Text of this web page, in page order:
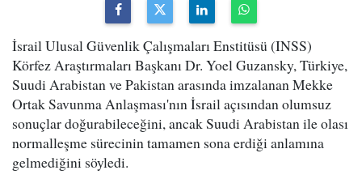
İsrail Ulusal Güvenlik Çalışmaları Enstitüsü (INSS)
Körfez Araştırmaları Başkanı Dr. Yoel Guzansky, Türkiye,
Suudi Arabistan ve Pakistan arasında imzalanan Mekke
Ortak Savunma Anlaşması'nın İsrail açısından olumsuz
sonuçlar doğurabileceğini, ancak Suudi Arabistan ile olası
normalleşme sürecinin tamamen sona erdiği anlamına
gelmediğini söyledi.